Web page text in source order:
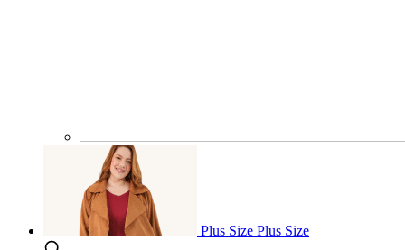
Plus Size Plus Size